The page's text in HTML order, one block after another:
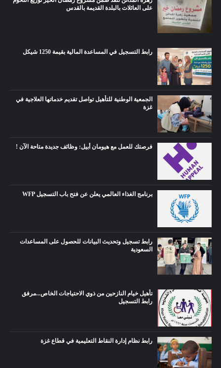
على العائلات بالبلدة القديمة بالقدس
رابط التسجيل في المساعدة المالية بقيمة 1250 شيكل
الجمعية الوطنية للتأهيل تواصل تقديم خدماتها العلاجية في
غزة
فرصتك للعمل مع هيومان أبيل: وظائف جديدة متاحة الآن !
برنامج الغذاء العالمي يعلن عن فتح باب التسجيل WFP
رابط تسجيل وتحديث البيانات للحصول على المساعدات
السعودية
تأهيل خيام النازحين من ذوي الاحتياجات الخاص...مرفق
رابط التسجيل
رابط نظام إدارة النقاط التعليمية في قطاع غزة